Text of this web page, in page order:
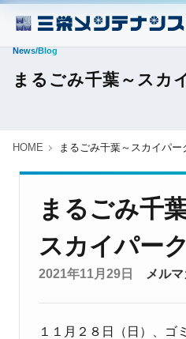
News/Blog
まるごみ千葉～スカ
HOME まるごみ千葉～スカイパー
まるごみ千
スカイパー
2021年11月29日 メル
１１月２８日（日）、ゴ